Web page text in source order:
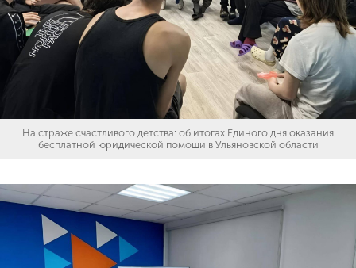
На страже счастливого детства: об итогах Единого дня оказания
бесплатной юридической помощи в Ульяновской области